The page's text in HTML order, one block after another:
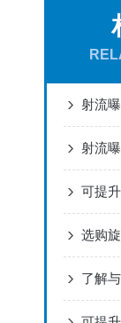
了解